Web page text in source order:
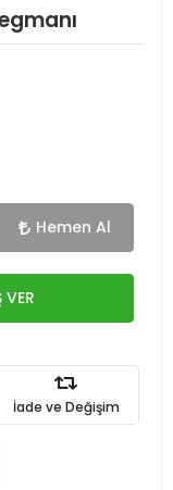
Hemen Al
VER
İade ve Değişim